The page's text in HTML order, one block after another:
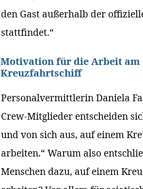
den Gast außerhalb der
stattfindet.“
Motivation für die Arbeit am
Kreuzfahrtschiff
Personalvermittlerin Daniela
Crew-Mitglieder entscheiden
und von sich aus, auf einem
arbeiten.“ Warum also
Menschen dazu, auf einem